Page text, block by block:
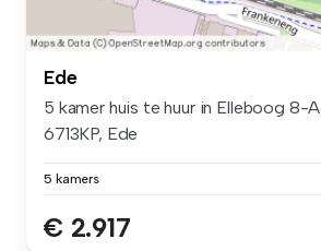
Ede
5 kamer huis te huur in Elleboog 8-
6713KP, Ede
5 kamers
€ 2.917